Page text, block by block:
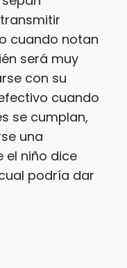
cuando notan
será muy
con su
cuando
se cumplan,
una
el niño dice
podría dar